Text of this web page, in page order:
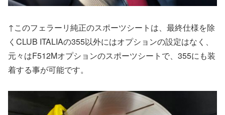
↑このフェラーリ純正のスポーツシートは、最終仕様を除
くCLUB ITALIAの355以外にはオプションの設定はなく、
元々はF512Mオプションのスポーツシートで、355にも装
着する事が可能です。